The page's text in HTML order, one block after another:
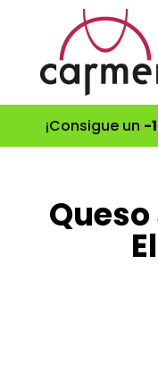
¡Consigue un -